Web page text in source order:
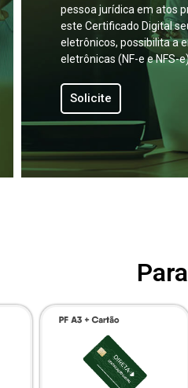
pessoa jurídica em atos
este Certificado Digital
eletrônicos, possibilita a
eletrônicas (NF-e e NFS-
Solicite